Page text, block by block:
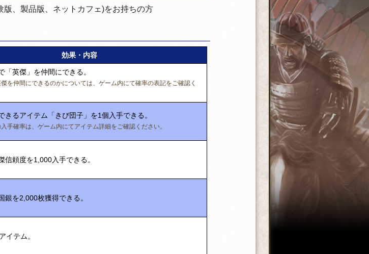
、製品版、ネットカフェ)をお持ちの方
効果・内容
「英傑」を仲間にできる。
を仲間にできるのかについては、ゲーム内にて確率の表記をご確認く
きるアイテム「きび団子」を1個入手できる。
手確率は、ゲーム内にてアイテム詳細をご確認ください。
信頼度を1,000入手できる。
銀を2,000枚獲得できる。
イテム。